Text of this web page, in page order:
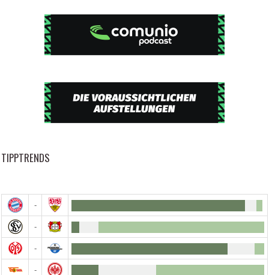
TIPPTRENDS
-
-
-
-